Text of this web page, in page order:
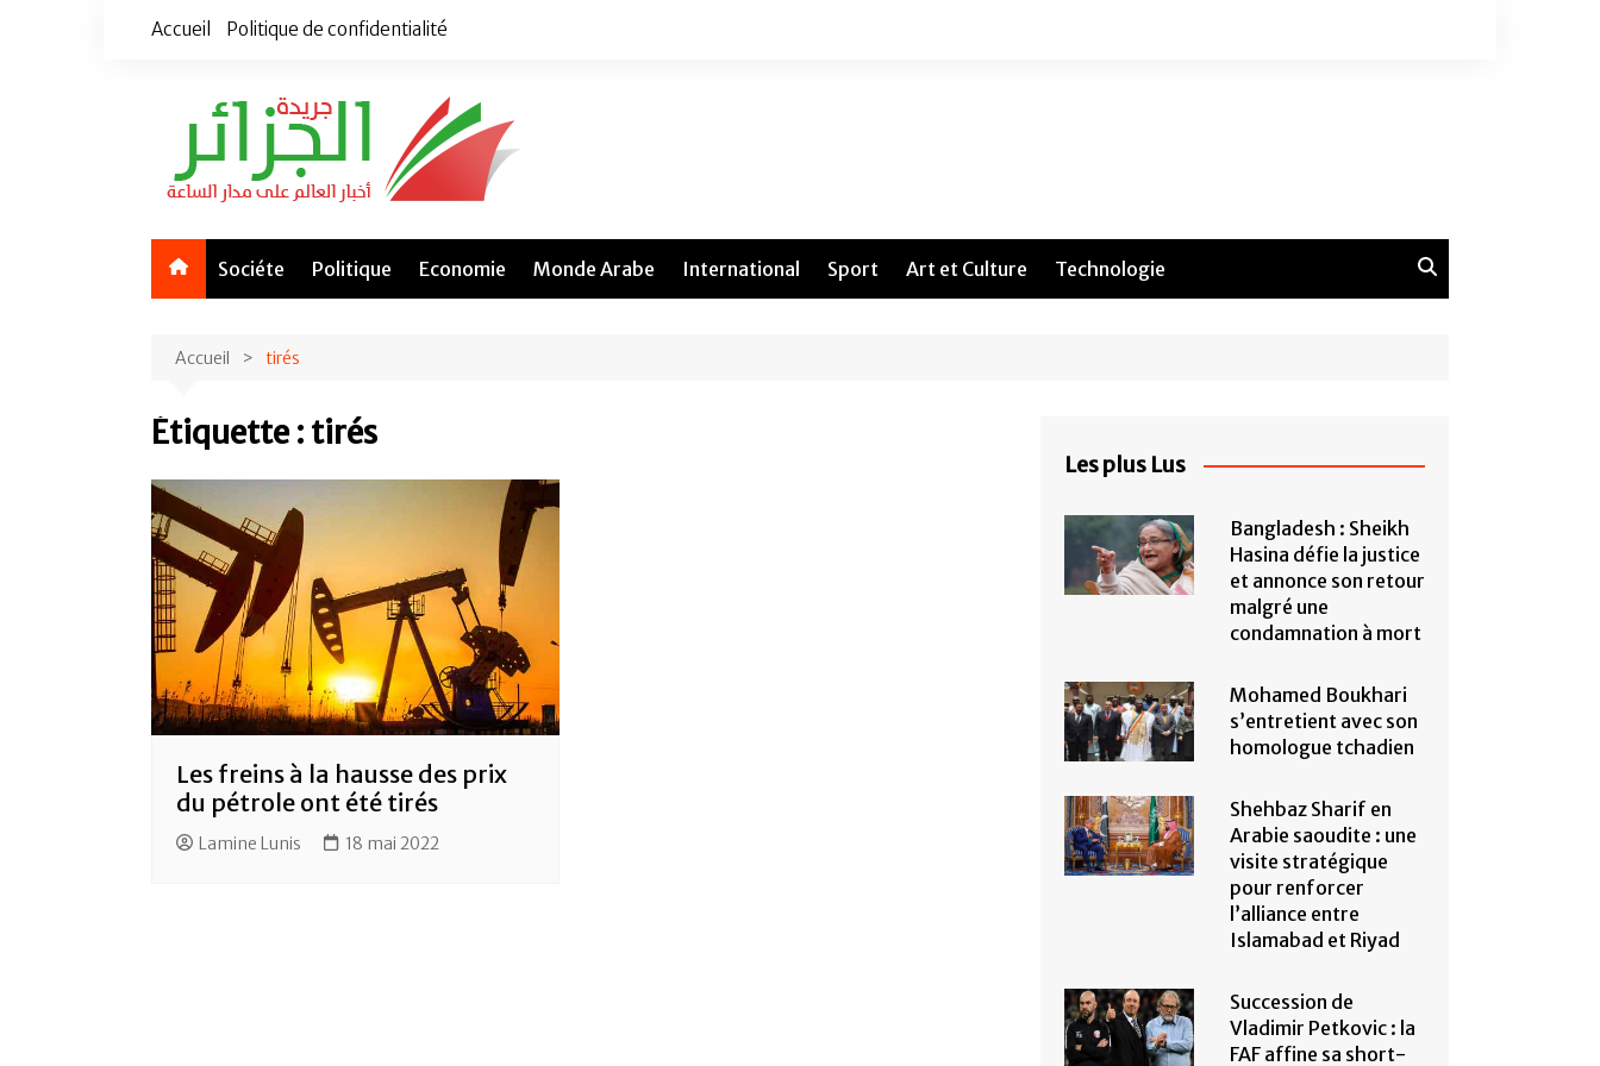
Accueil Politique de confidentialité
Sociéte Politique Economie Monde Arabe International Sport Art et Culture Technologie
Accueil tirés
Étiquette : tirés
Les freins à la hausse des prix
du pétrole ont été tirés
Lamine Lunis 18 mai 2022
Les plus Lus
Bangladesh : Sheikh
Hasina défie la justice
et annonce son retour
malgré une
condamnation à mort
Mohamed Boukhari
s’entretient avec son
homologue tchadien
Shehbaz Sharif en
Arabie saoudite : une
visite stratégique
pour renforcer
l’alliance entre
Islamabad et Riyad
Succession de
Vladimir Petkovic : la
FAF affine sa short-